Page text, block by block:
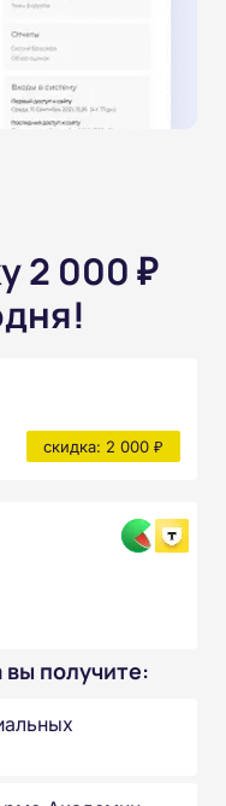
2 000 ₽
скидка: 2 000 ₽
получите: